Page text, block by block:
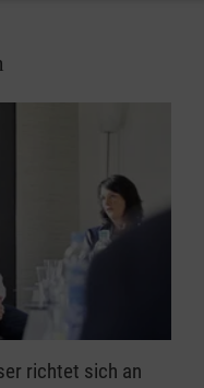
richtet sich an